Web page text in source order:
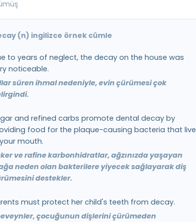
(n) ingilizce örnek cümle
to years of neglect, the decay on the house was
noticeable.
süren ihmal nedeniyle, evin çürümesi çok
and refined carbs promote dental decay by
food for the plaque-causing bacteria that live
mouth.
ve rafine karbonhidratlar, ağzınızda yaşayan
neden olan bakterilere yiyecek sağlayarak diş
destekler.
must protect her child's teeth from decay.
çocuğunun dişlerini çürümeden